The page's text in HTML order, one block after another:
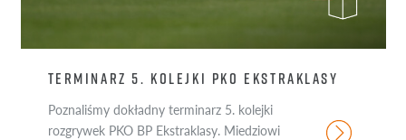
TERMINARZ 5. KOLEJKI PKO EKSTRAKLASY
Poznaliśmy dokładny terminarz 5. kolejki
rozgrywek PKO BP Ekstraklasy. Miedziowi